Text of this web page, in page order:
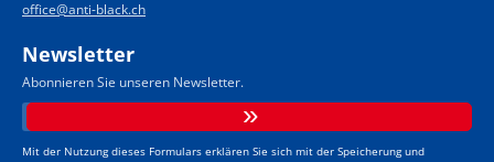
office@anti-black.ch
Newsletter
Abonnieren Sie unseren Newsletter.
Mit der Nutzung dieses Formulars erklären Sie sich mit der Speicherung und